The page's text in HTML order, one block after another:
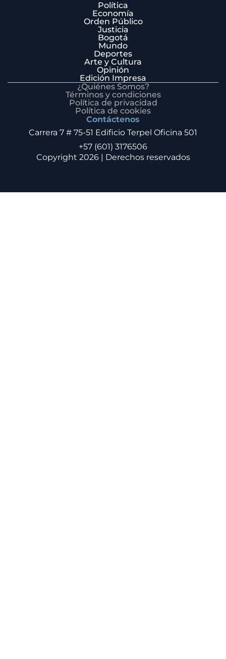
Política
Economía
Orden Público
Justicia
Bogotá
Mundo
Deportes
Arte y Cultura
Opinión
Edición Impresa
¿Quiénes Somos?
Términos y condiciones
Política de privacidad
Política de cookies
Contáctenos
Carrera 7 # 75-51 Edificio Terpel Oficina 501
+57 (601) 3176506
Copyright 2026 | Derechos reservados